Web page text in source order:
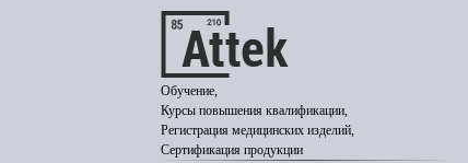
Обучение,
Курсы повышения квалификации,
Регистрация медицинских изделий,
Сертификация продукции